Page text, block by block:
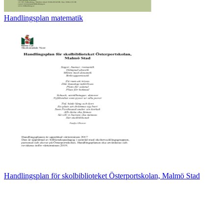
Handlingsplan matematik
Handlingsplan för skolbiblioteket Österportskolan, Malmö Stad